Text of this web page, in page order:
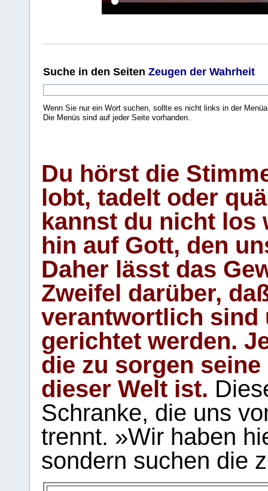
Suche in den Seiten Zeugen der Wahrheit
Wenn Sie nur ein Wort suchen, sollte es nicht links in der
Die Menüs sind auf jeder Seite vorhanden..
Du hörst die
lobt, tadelt oder
kannst du nicht los
hin auf Gott, den
Daher lässt das
Zweifel darüber,
verantwortlich sind
gerichtet werden.
die zu sorgen
dieser Welt ist.
Schranke, die uns
trennt. »Wir haben
sondern suchen die